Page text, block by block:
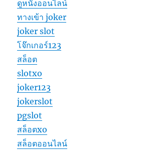
ดูหนังออนไลน์
ทางเข้า joker
joker slot
โจ๊กเกอร์123
สล็อต
slotxo
joker123
jokerslot
pgslot
สล็อตxo
สล็อตออนไลน์